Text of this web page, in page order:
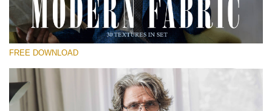
選んでください
Small 800*533px
Modern Fabric
FREE DOWNLOAD